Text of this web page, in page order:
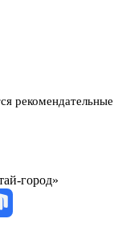
рекомендательные
город»